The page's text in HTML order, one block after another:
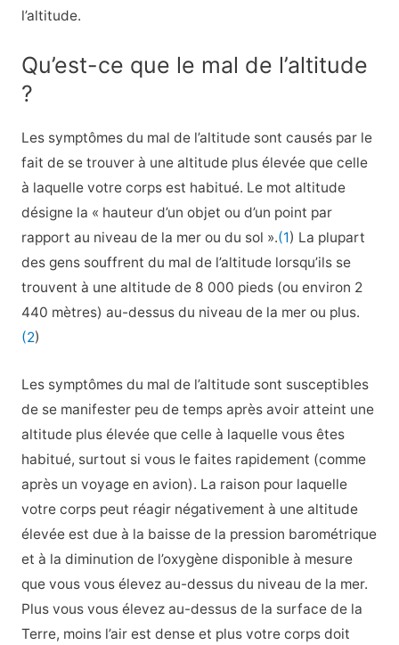
l’altitude.
Qu’est-ce que le mal de l’altitude
?
Les symptômes du mal de l’altitude sont causés par le
fait de se trouver à une altitude plus élevée que celle
à laquelle votre corps est habitué. Le mot altitude
désigne la « hauteur d’un objet ou d’un point par
rapport au niveau de la mer ou du sol ».(1) La plupart
des gens souffrent du mal de l’altitude lorsqu’ils se
trouvent à une altitude de 8 000 pieds (ou environ 2
440 mètres) au-dessus du niveau de la mer ou plus.
(2)
Les symptômes du mal de l’altitude sont susceptibles
de se manifester peu de temps après avoir atteint une
altitude plus élevée que celle à laquelle vous êtes
habitué, surtout si vous le faites rapidement (comme
après un voyage en avion). La raison pour laquelle
votre corps peut réagir négativement à une altitude
élevée est due à la baisse de la pression barométrique
et à la diminution de l’oxygène disponible à mesure
que vous vous élevez au-dessus du niveau de la mer.
Plus vous vous élevez au-dessus de la surface de la
Terre, moins l’air est dense et plus votre corps doit